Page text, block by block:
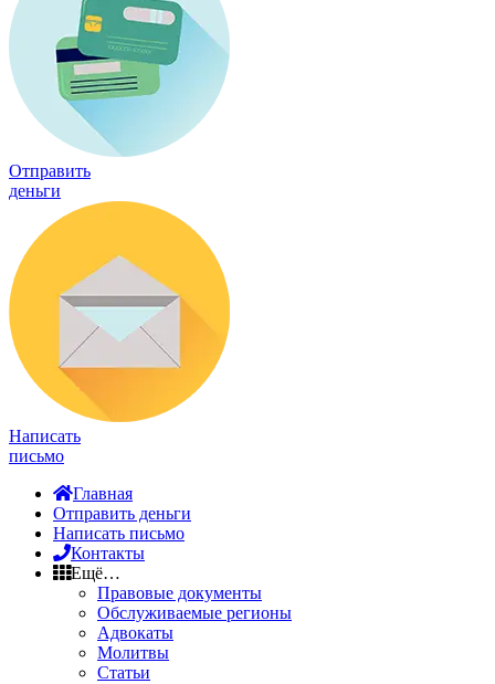
Отправить
деньги
Написать
письмо
Главная
Отправить деньги
Написать письмо
Контакты
Ещё…
Правовые документы
Обслуживаемые регионы
Адвокаты
Молитвы
Статьи